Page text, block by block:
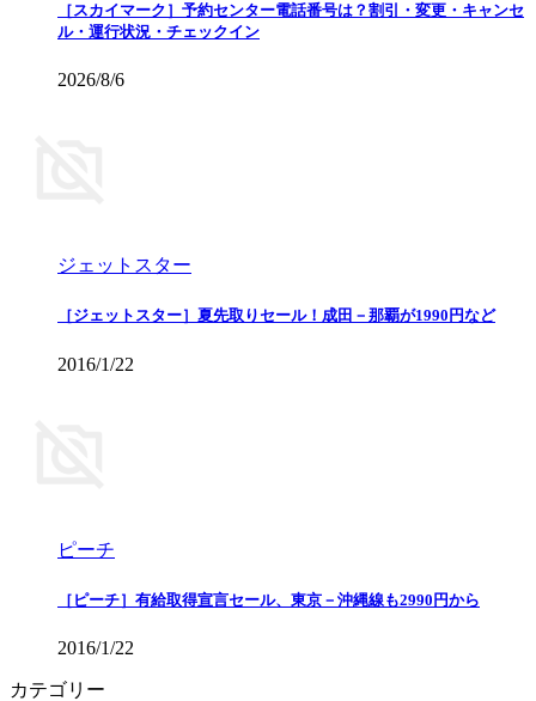
［スカイマーク］予約センター電話番号は？割引・変更・キャンセ
ル・運行状況・チェックイン
2026/8/6
ジェットスター
［ジェットスター］夏先取りセール！成田－那覇が1990円など
2016/1/22
ピーチ
［ピーチ］有給取得宣言セール、東京－沖縄線も2990円から
2016/1/22
カテゴリー